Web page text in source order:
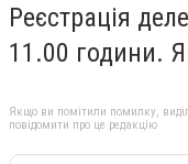
Реєстрація
11.00 години.
Якщо ви помітили помилку,
повідомити про це редакцію